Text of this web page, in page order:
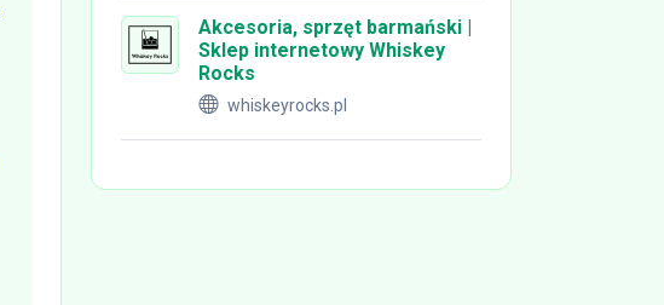
Akcesoria, sprzęt barmański |
Sklep internetowy Whiskey
Rocks
whiskeyrocks.pl